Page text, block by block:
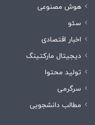
هوش مصنوعی
سئو
اخبار اقتصادی
دیجیتال مارکتینگ
تولید محتوا
سرگرمی
مطالب دانشجویی